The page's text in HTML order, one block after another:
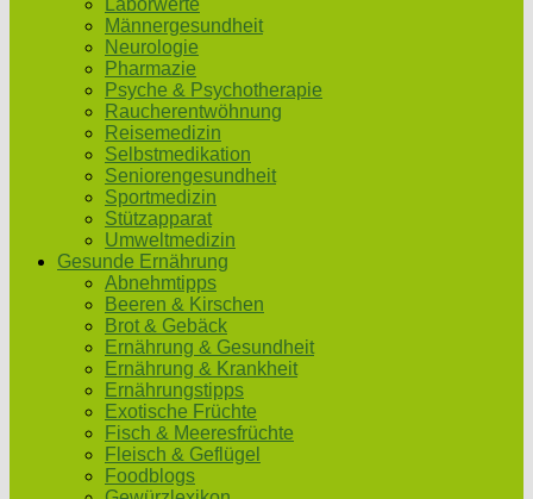
Laborwerte
Männergesundheit
Neurologie
Pharmazie
Psyche & Psychotherapie
Raucherentwöhnung
Reisemedizin
Selbstmedikation
Seniorengesundheit
Sportmedizin
Stützapparat
Umweltmedizin
Gesunde Ernährung
Abnehmtipps
Beeren & Kirschen
Brot & Gebäck
Ernährung & Gesundheit
Ernährung & Krankheit
Ernährungstipps
Exotische Früchte
Fisch & Meeresfrüchte
Fleisch & Geflügel
Foodblogs